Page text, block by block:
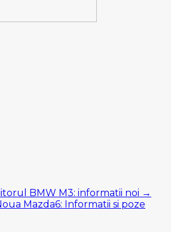
BMW M3: informatii noi →
Mazda6: Informatii si poze